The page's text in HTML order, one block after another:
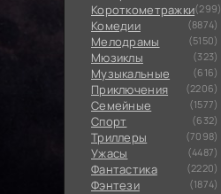
Короткометражки(299)
Комедии (8874)
Мелодрамы (5150)
Мюзиклы (323)
Музыкальные (616)
Приключения (2206)
Семейные (1577)
Cпорт (632)
Триллеры (7098)
Ужасы (4487)
Фантастика (2220)
Фэнтези (1874)